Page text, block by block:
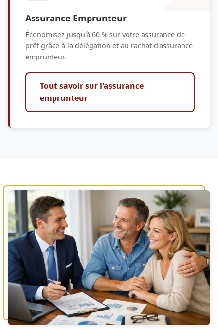
Assurance Emprunteur
Économisez jusqu'à 60 % sur votre assurance de
prêt grâce à la délégation et au rachat d'assurance
emprunteur.
Tout savoir sur l'assurance
emprunteur